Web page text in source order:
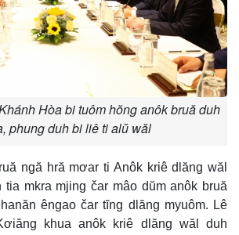
Hòa bi tuôm hŏng anôk bruă duh
phung duh bi liê ti alŭ wăl
ngă hră mơar ti Anôk kriê dlăng wăl
tia mkra mjing čar mâo dŭm anôk bruă
êngao čar tĭng dlăng myuôm. Lê
khua anôk kriê dlăng wăl duh